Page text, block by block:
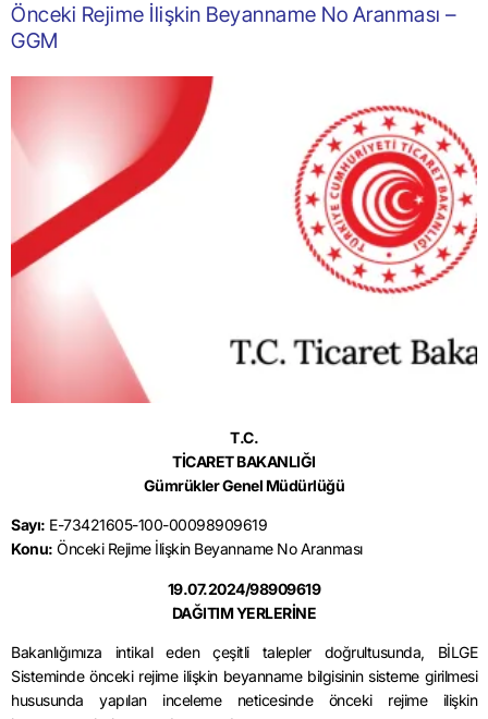
Önceki Rejime İlişkin Beyanname No Aranması –
GGM
T.C.
TİCARET BAKANLIĞI
Gümrükler Genel Müdürlüğü
Sayı: E-73421605-100-00098909619
Konu: Önceki Rejime İlişkin Beyanname No Aranması
19.07.2024/98909619
DAĞITIM YERLERİNE
Bakanlığımıza intikal eden çeşitli talepler doğrultusunda, BİLGE
Sisteminde önceki rejime ilişkin beyanname bilgisinin sisteme girilmesi
hususunda yapılan inceleme neticesinde önceki rejime ilişkin